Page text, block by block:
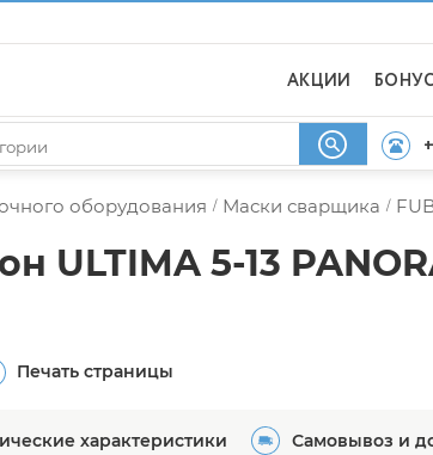
АКЦИИ
оборудования / Маски сварщика /
ULTIMA 5-13
Печать страницы
характеристики Самовывоз и